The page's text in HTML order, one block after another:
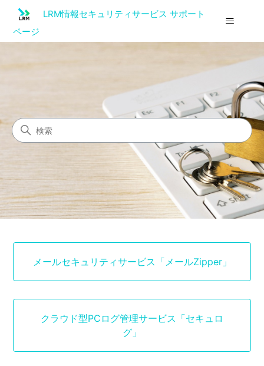
LRM情報セキュリティサービス サポート
ページ
LRM情報セキュリティサービ
検索
メールセキュリティサービス「メールZipper」
クラウド型PCログ管理サービス「セキュロ
グ」